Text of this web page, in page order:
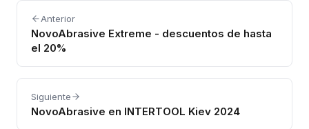
Anterior
NovoAbrasive Extreme - descuentos de hasta
el 20%
Siguiente
NovoAbrasive en INTERTOOL Kiev 2024